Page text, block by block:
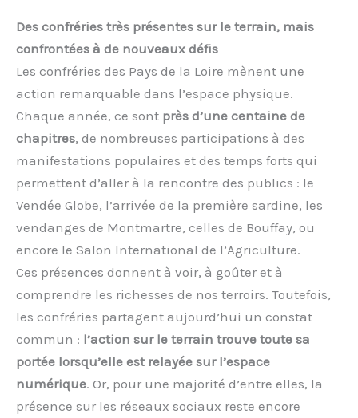
Des confréries très présentes sur le terrain, mais
confrontées à de nouveaux défis
Les confréries des Pays de la Loire mènent une
action remarquable dans l’espace physique.
Chaque année, ce sont près d’une centaine de
chapitres, de nombreuses participations à des
manifestations populaires et des temps forts qui
permettent d’aller à la rencontre des publics : le
Vendée Globe, l’arrivée de la première sardine, les
vendanges de Montmartre, celles de Bouffay, ou
encore le Salon International de l’Agriculture.
Ces présences donnent à voir, à goûter et à
comprendre les richesses de nos terroirs. Toutefois,
les confréries partagent aujourd’hui un constat
commun : l’action sur le terrain trouve toute sa
portée lorsqu’elle est relayée sur l’espace
numérique. Or, pour une majorité d’entre elles, la
présence sur les réseaux sociaux reste encore